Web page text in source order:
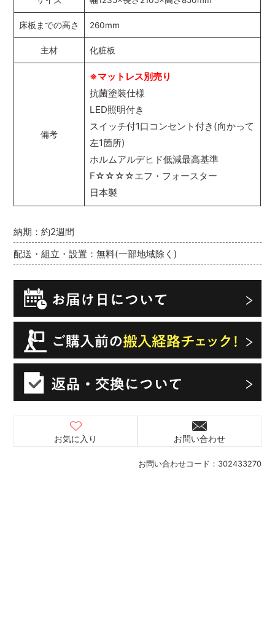
お問い合わせコード： 302433270
納期：約2週間
配送・組立・設置：無料(一部地域除く)
お気に入り お問い合わせ
床板までの高さ 260mm
主材 化粧板
備考
※マットレス別売り
抗菌塗装仕様
LED照明付き
スイッチ付1口コンセント付き(向かって
左1箇所)
ホルムアルデヒド低減最高基準
F☆☆☆☆エフ・フォースター
日本製